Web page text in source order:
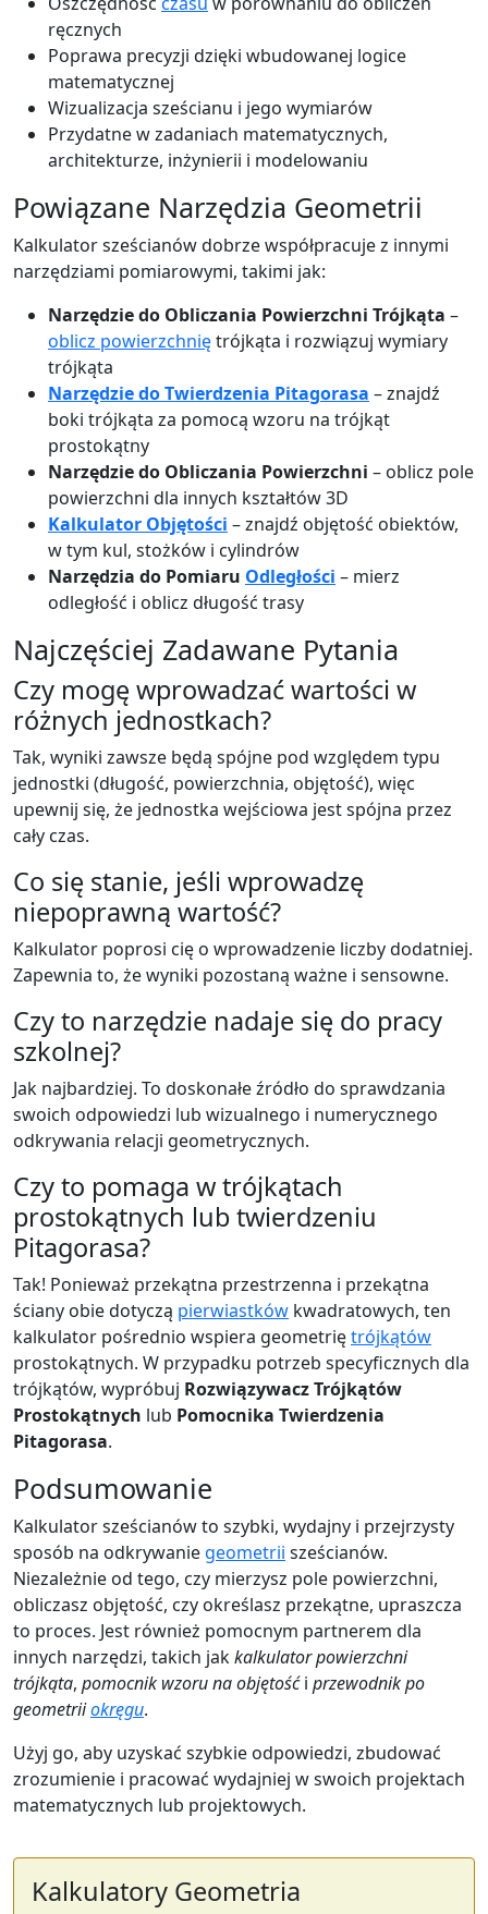
ręcznych
Poprawa precyzji dzięki wbudowanej logice
matematycznej
Wizualizacja sześcianu i jego wymiarów
Przydatne w zadaniach matematycznych,
architekturze, inżynierii i modelowaniu
Powiązane Narzędzia Geometrii
Kalkulator sześcianów dobrze współpracuje z innymi
narzędziami pomiarowymi, takimi jak:
Narzędzie do Obliczania Powierzchni Trójkąta –
oblicz powierzchniętrójkąta i rozwiązuj wymiary
trójkąta
Narzędzie do Twierdzenia Pitagorasa – znajdź
boki trójkąta za pomocą wzoru na trójkąt
prostokątny
Narzędzie do Obliczania Powierzchni – oblicz pole
powierzchni dla innych kształtów 3D
Kalkulator Objętości – znajdź objętość obiektów,
w tym kul, stożków i cylindrów
Narzędzia do Pomiaru Odległości – mierz
odległość i oblicz długość trasy
Najczęściej Zadawane Pytania
Czy mogę wprowadzać wartości w
różnych jednostkach?
Tak, wyniki zawsze będą spójne pod względem typu
jednostki (długość, powierzchnia, objętość), więc
upewnij się, że jednostka wejściowa jest spójna przez
cały czas.
Co się stanie, jeśli wprowadzę
niepoprawną wartość?
Kalkulator poprosi cię o wprowadzenie liczby dodatniej.
Zapewnia to, że wyniki pozostaną ważne i sensowne.
Czy to narzędzie nadaje się do pracy
szkolnej?
Jak najbardziej. To doskonałe źródło do sprawdzania
swoich odpowiedzi lub wizualnego i numerycznego
odkrywania relacji geometrycznych.
Czy to pomaga w trójkątach
prostokątnych lub twierdzeniu
Pitagorasa?
Tak! Ponieważ przekątna przestrzenna i przekątna
ściany obie dotyczą pierwiastków kwadratowych, ten
kalkulator pośrednio wspiera geometriętrójkątów
prostokątnych. W przypadku potrzeb specyficznych dla
trójkątów, wypróbuj Rozwiązywacz Trójkątów
Prostokątnych lub Pomocnika Twierdzenia
Pitagorasa.
Podsumowanie
Kalkulator sześcianów to szybki, wydajny i przejrzysty
sposób na odkrywanie geometrii sześcianów.
Niezależnie od tego, czy mierzysz pole powierzchni,
obliczasz objętość, czy określasz przekątne, upraszcza
to proces. Jest również pomocnym partnerem dla
innych narzędzi, takich jakkalkulator powierzchni
trójkąta, pomocnik wzoru na objętośći przewodnik po
geometriiokręgu.
Użyj go, aby uzyskać szybkie odpowiedzi, zbudować
zrozumienie i pracować wydajniej w swoich projektach
matematycznych lub projektowych.
Kalkulatory Geometria